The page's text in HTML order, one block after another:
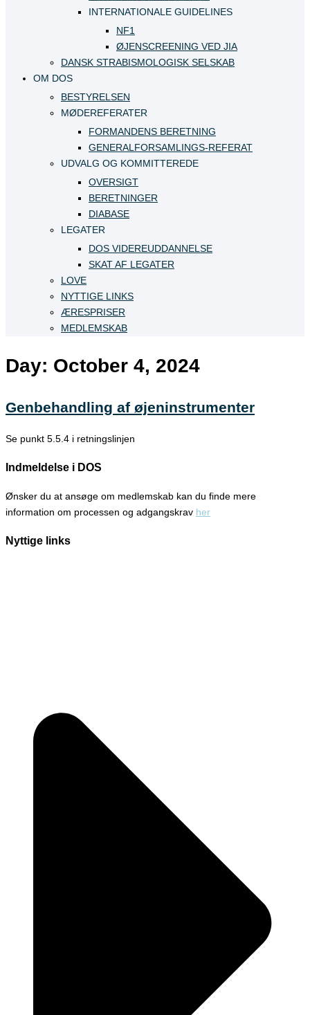
INTERNATIONALE GUIDELINES
NF1
ØJENSCREENING VED JIA
DANSK STRABISMOLOGISK SELSKAB
OM DOS
BESTYRELSEN
MØDEREFERATER
FORMANDENS BERETNING
GENERALFORSAMLINGS-REFERAT
UDVALG OG KOMMITTEREDE
OVERSIGT
BERETNINGER
DIABASE
LEGATER
DOS VIDEREUDDANNELSE
SKAT AF LEGATER
LOVE
NYTTIGE LINKS
ÆRESPRISER
MEDLEMSKAB
Day: October 4, 2024
Genbehandling af øjeninstrumenter
Se punkt 5.5.4 i retningslinjen
Indmeldelse i DOS
Ønsker du at ansøge om medlemskab kan du finde mere
information om processen og adgangskrav her
Nyttige links